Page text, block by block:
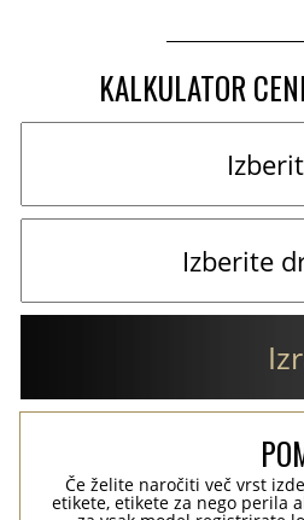
KALKULATOR
Če želite naročiti več vrst
etikete, etikete za nego perila